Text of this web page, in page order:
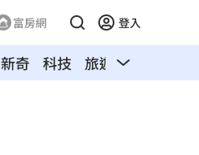
富房網 登入
新奇 科技 旅遊 汽車